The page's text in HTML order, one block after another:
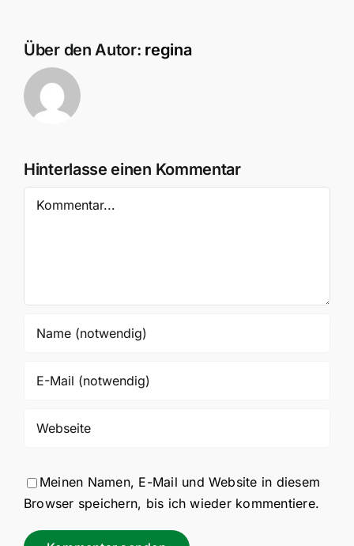
Über den Autor: regina
Hinterlasse einen Kommentar
Meinen Namen, E-Mail und Website in diesem
Browser speichern, bis ich wieder kommentiere.